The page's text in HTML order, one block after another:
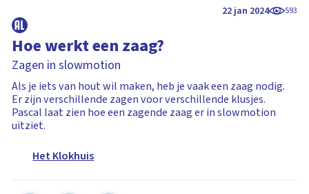
22 jan 2024 593
Hoe werkt een zaag?
Zagen in slowmotion
Als je iets van hout wil maken, heb je vaak een zaag nodig.
Er zijn verschillende zagen voor verschillende klusjes.
Pascal laat zien hoe een zagende zaag er in slowmotion
uitziet.
Het Klokhuis